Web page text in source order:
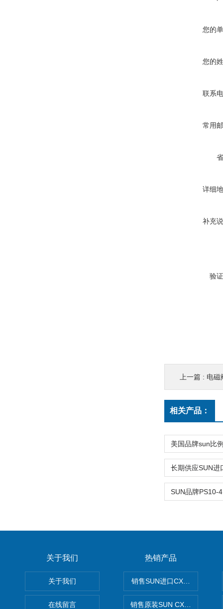
您的
您的
联系
常用
详细
补充
验
上一篇 : 电磁
相关产品：
关于我们
关于我们
在线留言
热销产品
销售SUN进口CXGDXCN插
销售原装SUN CXJAXCN全